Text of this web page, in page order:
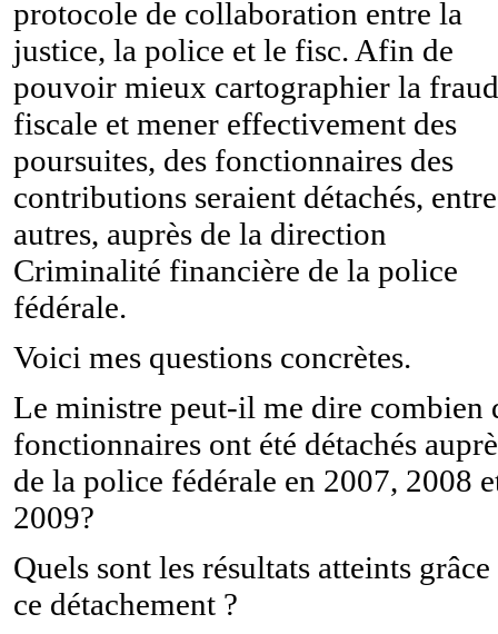
protocole de collaboration entre la
justice, la police et le fisc. Afin de
pouvoir mieux cartographier la
fiscale et mener effectivement des
poursuites, des fonctionnaires des
contributions seraient détachés, entre
autres, auprès de la direction
Criminalité financière de la police
fédérale.
Voici mes questions concrètes.
Le ministre peut-il me dire combien
fonctionnaires ont été détachés
de la police fédérale en 2007, 2008
2009?
Quels sont les résultats atteints grâce
ce détachement ?